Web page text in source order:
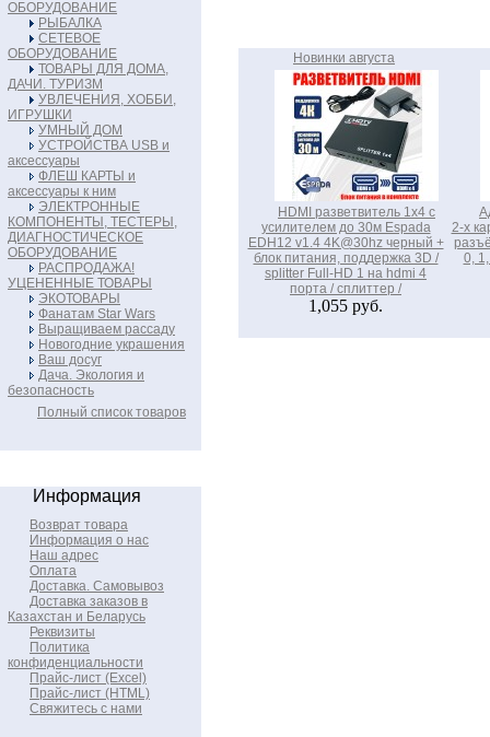
ОБОРУДОВАНИЕ
РЫБАЛКА
СЕТЕВОЕ
ОБОРУДОВАНИЕ
ТОВАРЫ ДЛЯ ДОМА,
ДАЧИ. ТУРИЗМ
УВЛЕЧЕНИЯ, ХОББИ,
ИГРУШКИ
УМНЫЙ ДОМ
УСТРОЙСТВА USB и
аксессуары
ФЛЕШ КАРТЫ и
аксессуары к ним
ЭЛЕКТРОННЫЕ
КОМПОНЕНТЫ, ТЕСТЕРЫ,
ДИАГНОСТИЧЕСКОЕ
ОБОРУДОВАНИЕ
РАСПРОДАЖА!
УЦЕНЕННЫЕ ТОВАРЫ
ЭКОТОВАРЫ
Фанатам Star Wars
Выращиваем рассаду
Новогодние украшения
Ваш досуг
Дача. Экология и
безопасность
Полный список товаров
Информация
Возврат товара
Информация о нас
Наш адрес
Оплата
Доставка. Самовывоз
Доставка заказов в
Казахстан и Беларусь
Реквизиты
Политика
конфиденциальности
Прайс-лист (Excel)
Прайс-лист (HTML)
Свяжитесь с нами
Новинки августа
HDMI разветвитель 1x4 с
усилителем до 30м Espada
EDH12 v1.4 4K@30hz черный +
блок питания, поддержка 3D /
splitter Full-HD 1 на hdmi 4
порта / сплиттер /
1,055 руб.
2-х
0,